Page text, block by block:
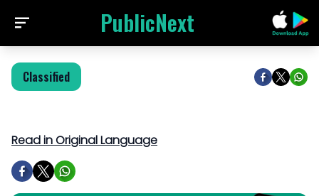
PublicNext
Classified
Read in Original Language